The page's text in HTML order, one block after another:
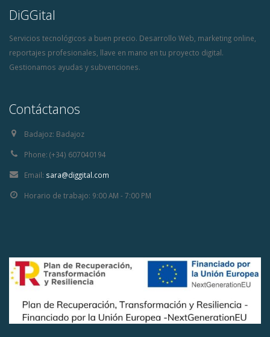
DiGGital
Servicios tecnológicos a buen precio. Desarrollo Web, marketing online,
reportajes profesionales, llave en mano en tu proyecto digital.
Gestionamos ayudas y subvenciones.
Contáctanos
Badajoz: Badajoz
Phone: (+34) 607040194
Email: sara@diggital.com
Horario de trabajo: 9:00 AM - 7:00 PM